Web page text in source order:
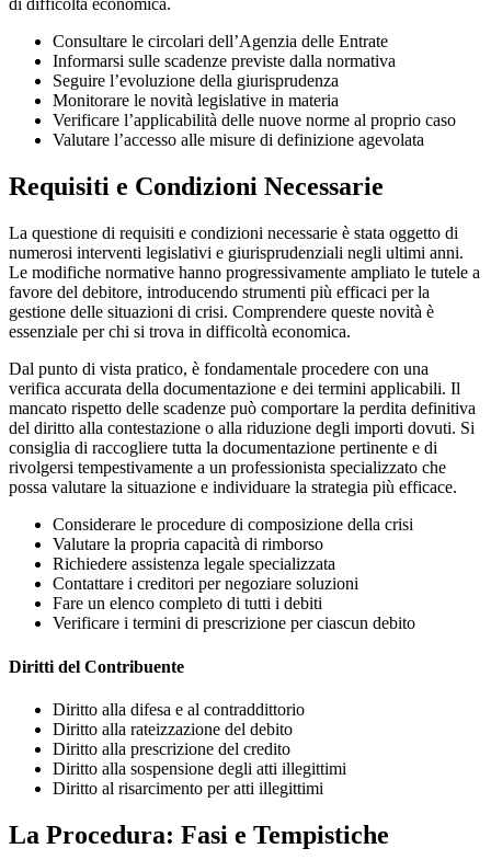
di difficoltà economica.
Consultare le circolari dell’Agenzia delle Entrate
Informarsi sulle scadenze previste dalla normativa
Seguire l’evoluzione della giurisprudenza
Monitorare le novità legislative in materia
Verificare l’applicabilità delle nuove norme al proprio caso
Valutare l’accesso alle misure di definizione agevolata
Requisiti e Condizioni Necessarie
La questione di requisiti e condizioni necessarie è stata oggetto di
numerosi interventi legislativi e giurisprudenziali negli ultimi anni.
Le modifiche normative hanno progressivamente ampliato le tutele a
favore del debitore, introducendo strumenti più efficaci per la
gestione delle situazioni di crisi. Comprendere queste novità è
essenziale per chi si trova in difficoltà economica.
Dal punto di vista pratico, è fondamentale procedere con una
verifica accurata della documentazione e dei termini applicabili. Il
mancato rispetto delle scadenze può comportare la perdita definitiva
del diritto alla contestazione o alla riduzione degli importi dovuti. Si
consiglia di raccogliere tutta la documentazione pertinente e di
rivolgersi tempestivamente a un professionista specializzato che
possa valutare la situazione e individuare la strategia più efficace.
Considerare le procedure di composizione della crisi
Valutare la propria capacità di rimborso
Richiedere assistenza legale specializzata
Contattare i creditori per negoziare soluzioni
Fare un elenco completo di tutti i debiti
Verificare i termini di prescrizione per ciascun debito
Diritti del Contribuente
Diritto alla difesa e al contraddittorio
Diritto alla rateizzazione del debito
Diritto alla prescrizione del credito
Diritto alla sospensione degli atti illegittimi
Diritto al risarcimento per atti illegittimi
La Procedura: Fasi e Tempistiche